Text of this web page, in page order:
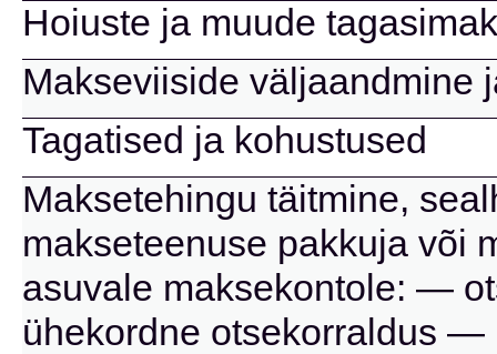
Hoiuste ja muude
Makseviiside väljaandmine
Tagatised ja kohustused
Maksetehingu täitmine,
makseteenuse pakkuja või
asuvale maksekontole: —
ühekordne otsekorraldus —